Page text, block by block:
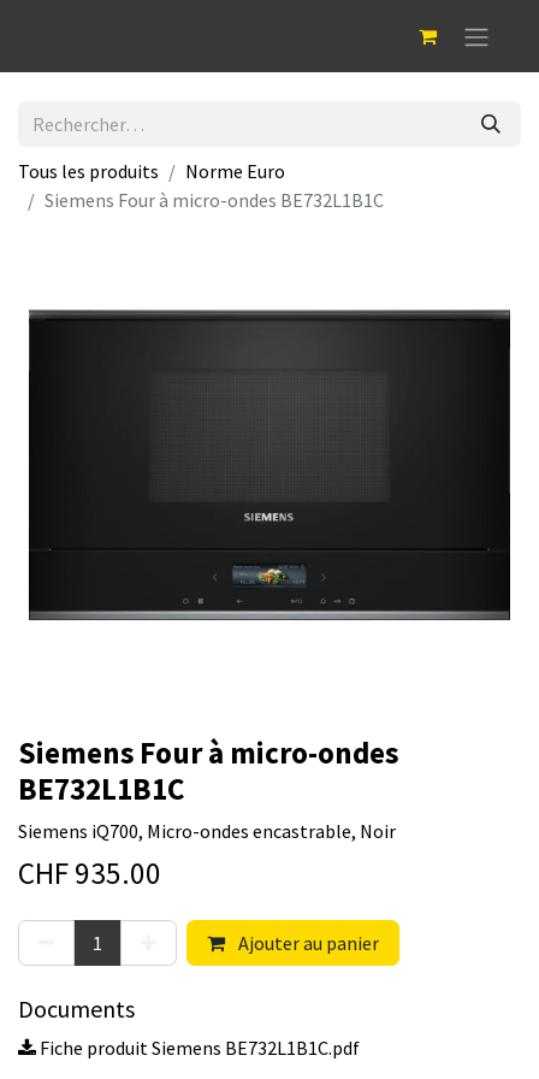
Tous les produits
Norme Euro
Siemens Four à micro-ondes BE732L1B1C
Siemens Four à micro-ondes
BE732L1B1C
Siemens iQ700, Micro-ondes encastrable, Noir
CHF935.00
Ajouter au panier
Documents
Fiche produit Siemens BE732L1B1C.pdf